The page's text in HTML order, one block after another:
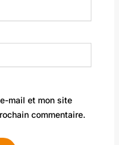
mail et mon site
commentaire.